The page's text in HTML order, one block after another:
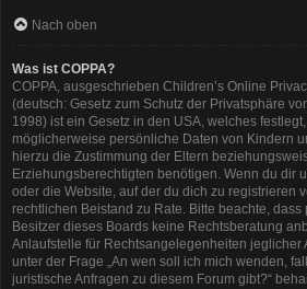
Nach oben
Was ist COPPA?
COPPA, ausgeschrieben Children’s Online
(deutsch: Gesetz zum Schutz der Privatsphäre
1998) ist ein Gesetz in den USA, welches
möglicherweise persönliche Daten von Kindern
hierzu die Zustimmung der Eltern
Erziehungsberechtigten benötigen. Wenn du dir
oder die Website, auf der du dich zu registrieren
rechtlichen Beistand zu Rate. Bitte beachte,
Besitzer dieses Boards keine Rechtsberatung
Anlaufstelle für Rechtsangelegenheiten jeglicher
unter der Frage „An wen soll ich mich wenden,
juristische Anfragen zu diesem Forum gibt?“